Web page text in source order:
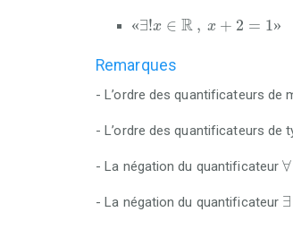
«∃!x ∈ R , x + 2 = 1»
∃! ℝ 1»
Remarques
- L’ordre des quantificateurs de
- L’ordre des quantificateurs
- La négation du quantificateur∀
∀
- La négation du quantificateur ∃
∃